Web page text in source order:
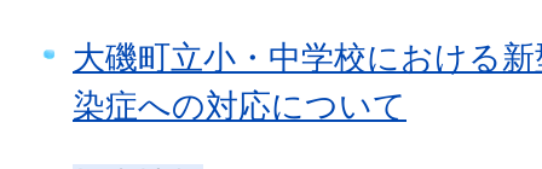
大磯町立小・中学校における
染症への対応について